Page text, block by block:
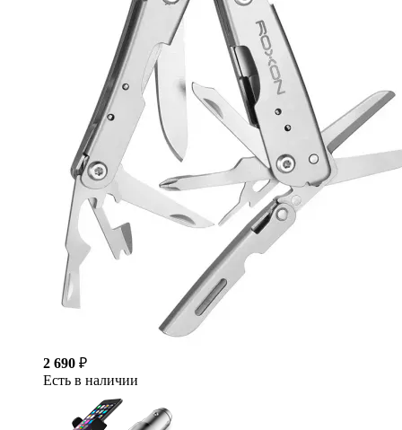
2 690 ₽
Есть в наличии